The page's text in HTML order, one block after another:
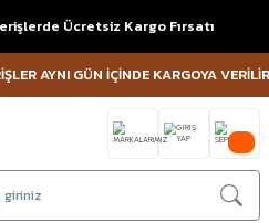
Ücretsiz Kargo Fırsatı
AYNI GÜN İÇİNDE KARGOYA VERİLİR !